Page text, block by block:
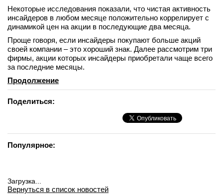
Некоторые исследования показали, что чистая активность
инсайдеров в любом месяце положительно коррелирует с
динамикой цен на акции в последующие два месяца.
Проще говоря, если инсайдеры покупают больше акций
своей компании – это хороший знак. Далее рассмотрим три
фирмы, акции которых инсайдеры приобретали чаще всего
за последние месяцы.
Продолжение
Поделиться:
Популярное:
Загрузка...
Вернуться в список новостей